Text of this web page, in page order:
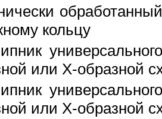
кольцу
или Х-образной
или Х-образной